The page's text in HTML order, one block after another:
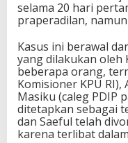
selama 20 hari
praperadilan,
Kasus ini berawal
yang dilakukan oleh
beberapa orang,
Komisioner KPU
Masiku (caleg PDIP
ditetapkan sebagai
dan Saeful telah
karena terlibat